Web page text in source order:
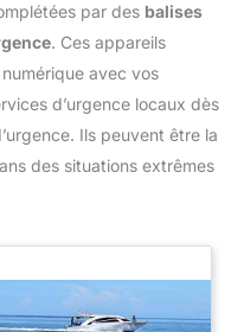
par des balises
. Ces appareils
avec vos
d’urgence locaux dès
Ils peuvent être la
des situations extrêmes